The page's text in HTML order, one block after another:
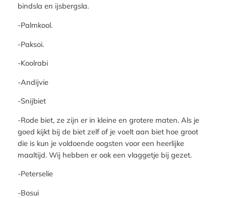
bindsla en ijsbergsla.
-Palmkool.
-Paksoi.
-Koolrabi
-Andijvie
-Snijbiet
-Rode biet, ze zijn er in kleine en grotere maten. Als je
goed kijkt bij de biet zelf of je voelt aan biet hoe groot
die is kun je voldoende oogsten voor een heerlijke
maaltijd. Wij hebben er ook een vlaggetje bij gezet.
-Peterselie
-Bosui